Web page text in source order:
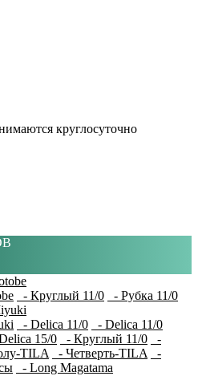
круглосуточно
- Круглый 11/0 - Рубка 11/0
- Delica 11/0
- Delica 11/0
15/0 - Круглый 11/0
-
TILA - Четверть-TILA
-
- Long Magatama